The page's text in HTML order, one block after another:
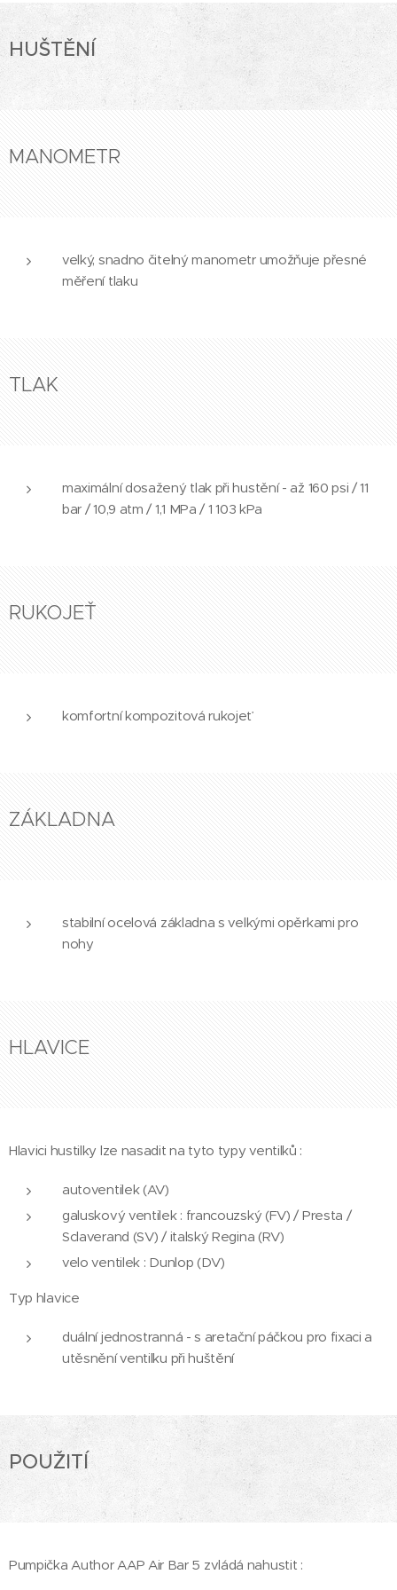
HUŠTĚNÍ
MANOMETR
velký, snadno čitelný manometr umožňuje přesné
měření tlaku
TLAK
maximální dosažený tlak při hustění - až 160 psi / 11
bar / 10,9 atm / 1,1 MPa / 1 103 kPa
RUKOJEŤ
komfortní kompozitová rukojeť
ZÁKLADNA
stabilní ocelová základna s velkými opěrkami pro
nohy
HLAVICE
Hlavici hustilky lze nasadit na tyto typy ventilků :
autoventilek (AV)
galuskový ventilek : francouzský (FV) / Presta /
Sclaverand (SV) / italský Regina (RV)
velo ventilek : Dunlop (DV)
Typ hlavice
duální jednostranná - s aretační páčkou pro fixaci a
utěsnění ventilku při huštění
POUŽITÍ
Pumpička Author AAP Air Bar 5 zvládá nahustit :